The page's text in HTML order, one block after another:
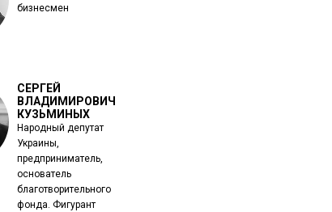
бизнесмен
СЕРГЕЙ
ВЛАДИМИРОВИЧ
КУЗЬМИНЫХ
Народный депутат
Украины,
предприниматель,
основатель
благотворительного
фонда. Фигурант